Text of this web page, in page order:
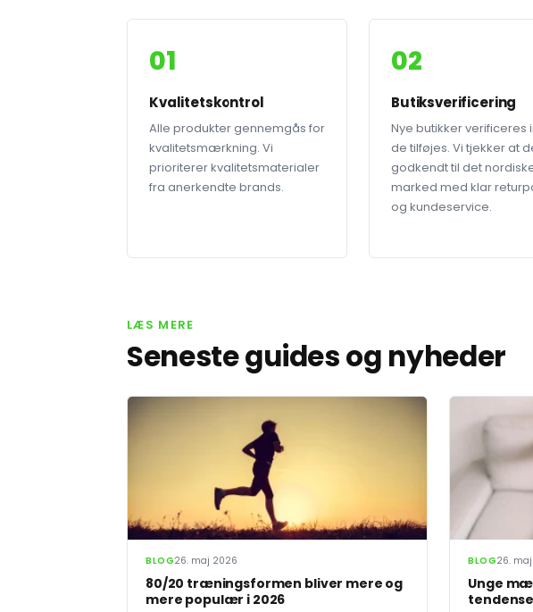
01
Kvalitetskontrol
Alle produkter gennemgås for
kvalitetsmærkning. Vi
prioriterer kvalitetsmaterialer
fra anerkendte brands.
02
Butiksverificering
Nye butikker verificeres
de tilføjes. Vi tjekker at
godkendt til det
marked med klar
og kundeservice.
LÆS MERE
Seneste guides og nyheder
BLOG26. maj 2026
80/20 træningsformen bliver mere og
mere populær i 2026
BLOG26.
Unge